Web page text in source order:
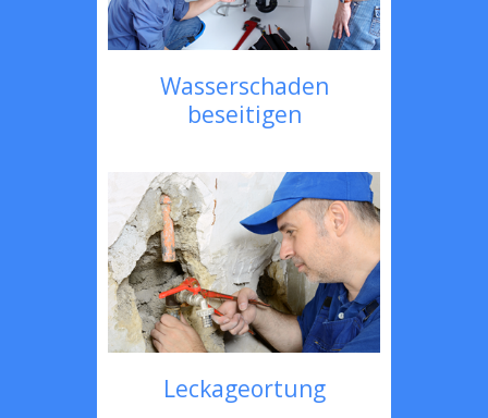
Wasserschaden
beseitigen
Leckageortung